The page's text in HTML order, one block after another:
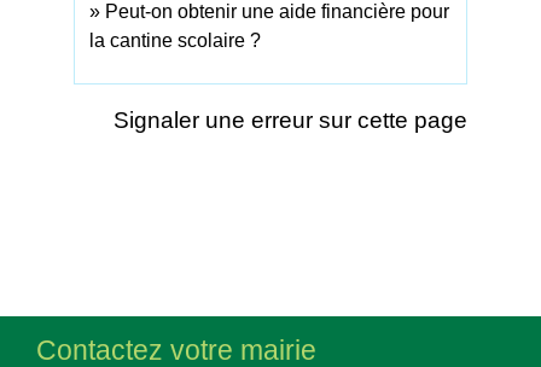
Peut-on obtenir une aide financière pour
la cantine scolaire ?
Signaler une erreur sur cette page
Contactez votre mairie